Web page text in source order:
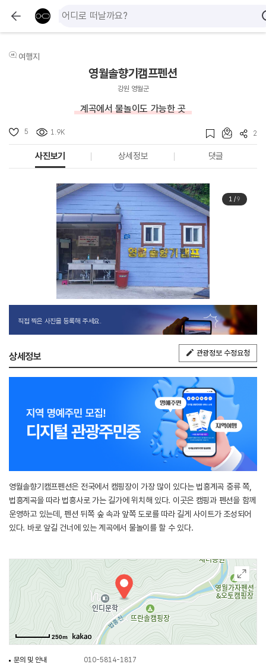
여행지
영월솔향기캠프펜션
강원 영월군
계곡에서 물놀이도 가능한 곳
5 1.9K 2
사진보기 상세정보 댓글
1/9
직접 찍은 사진을 등록해 주세요.
상세정보 관광정보 수정요청
영월솔향기캠프펜션은 전국에서 캠핑장이 가장 많이 있다는 법흥계곡 중류 쪽,
법흥계곡을 따라 법흥사로 가는 길가에 위치해 있다. 이곳은 캠핑과 펜션을 함께
운영하고 있는데, 펜션 뒤쪽 숲 속과 앞쪽 도로를 따라 길게 사이트가 조성되어
있다. 바로 앞길 건너에 있는 계곡에서 물놀이를 할 수 있다.
250m
문의 및 안내
010-5814-1817